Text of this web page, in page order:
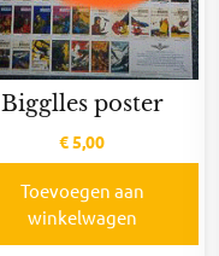
Bigglles poster
€ 5,00
Toevoegen aan
winkelwagen